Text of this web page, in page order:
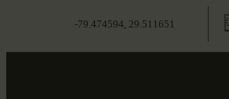
-79.474594, 29.511651